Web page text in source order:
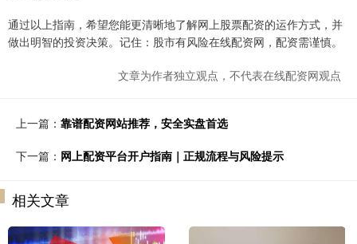
通过以上指南，希望您能更清晰地了解网上股票配资的运作方式，并
做出明智的投资决策。记住：股市有风险在线配资网，配资需谨慎。
文章为作者独立观点，不代表在线配资网观点
上一篇： 靠谱配资网站推荐，安全实盘首选
下一篇： 网上配资平台开户指南｜正规流程与风险提示
相关文章